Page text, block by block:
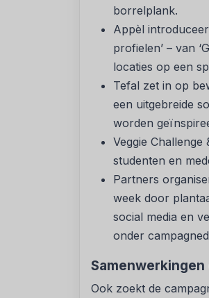
borrelplank.
Appèl
profielen’ – van
locaties op een
Tefal zet in op
een uitgebreide
worden
Veggie
studenten en
Partners
week door
social media en
onder
Ook zoekt de